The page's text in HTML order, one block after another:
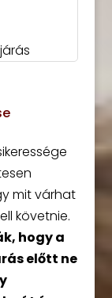
mit várhat
követnie.
hogy a
előtt ne